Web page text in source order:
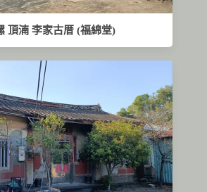
頂湳 李家古厝 (福綿堂)